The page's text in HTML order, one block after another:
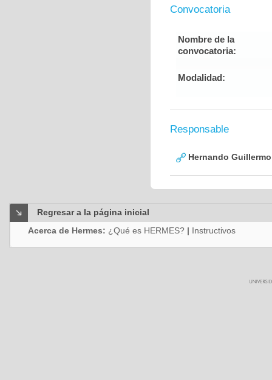
Convocatoria
Nombre de la
convocatoria:
Modalidad:
Responsable
Hernando
Regresar a la página inicial
Acerca de Hermes: ¿Qué es HERMES? | Instructivos